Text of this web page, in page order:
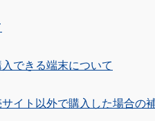
できる端末について
イト以外で購入した場合の